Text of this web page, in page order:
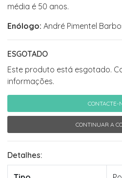
média é 50 anos.
Enólogo: André Pimentel
ESGOTADO
Este produto está esgotado.
informações.
CONTACTE-
CONTINUAR A
Detalhes: